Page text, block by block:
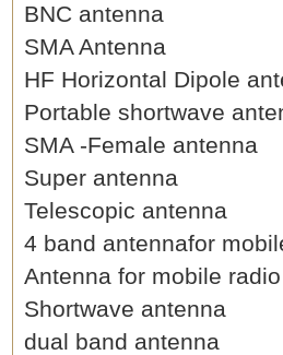
BNC antenna
SMA Antenna
HF Horizontal Dipole
Portable shortwave
SMA -Female antenna
Super antenna
Telescopic antenna
4 band antennafor
Antenna for mobile radio
Shortwave antenna
dual band antenna